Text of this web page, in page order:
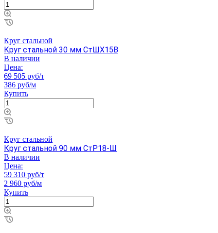
Круг стальной
Круг стальной 30 мм СтШХ15В
В наличии
Цена:
69 505 руб/т
386 руб/м
Купить
Круг стальной
Круг стальной 90 мм СтР18-Ш
В наличии
Цена:
59 310 руб/т
2 960 руб/м
Купить